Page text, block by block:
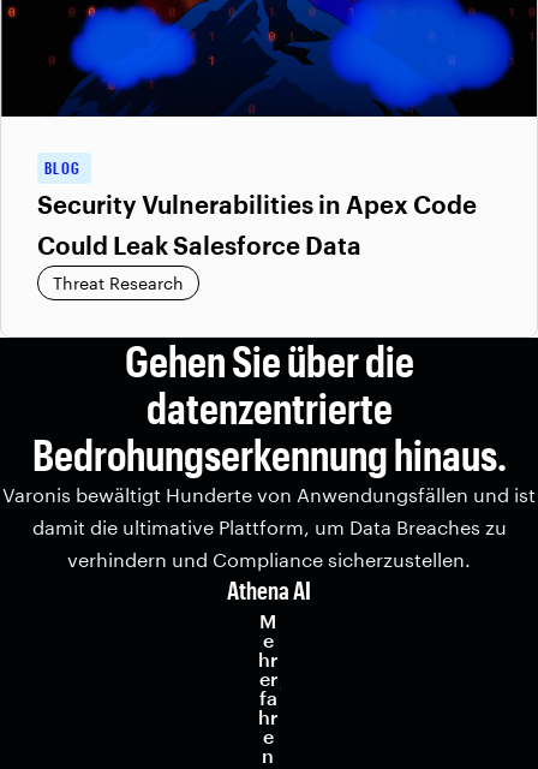
BLOG
Security Vulnerabilities in Apex Code
Could Leak Salesforce Data
Threat Research
Gehen Sie über die
datenzentrierte
Bedrohungserkennung hinaus.
Varonis bewältigt Hunderte von Anwendungsfällen und ist
damit die ultimative Plattform, um Data Breaches zu
verhindern und Compliance sicherzustellen.
Athena AI
M
e
hr
er
fa
hr
e
n